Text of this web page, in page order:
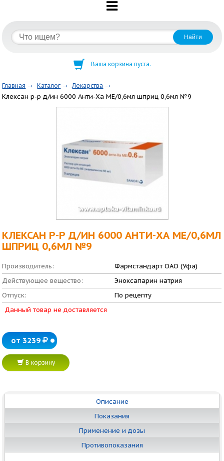
Ваша корзина пуста.
Главная Каталог Лекарства
Клексан р-р д/ин 6000 Анти-Ха МЕ/0,6мл шприц 0,6мл №9
КЛЕКСАН Р-Р Д/ИН 6000 АНТИ-ХА МЕ/0,6МЛ
ШПРИЦ 0,6МЛ №9
Производитель:
Фармстандарт ОАО (Уфа)
Действующее вещество:
Эноксапарин натрия
Отпуск:
По рецепту
Данный товар не доставляется
от 3239
В корзину
Описание
Показания
Применение и дозы
Противопоказания